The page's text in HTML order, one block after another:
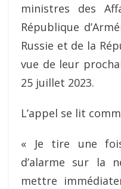
ministres des
République
Russie et de la
vue de leur
25 juillet 2023.
L’appel se lit
« Je tire une
d’alarme sur la
mettre